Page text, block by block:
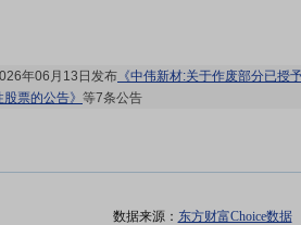
年06月13日发布 《中伟新材:关于作废部分已授
票的公告》 等7条公告
2026年06月03日公布2025年年报分红，股权登记日
数据来源： 东方财富Choice数据